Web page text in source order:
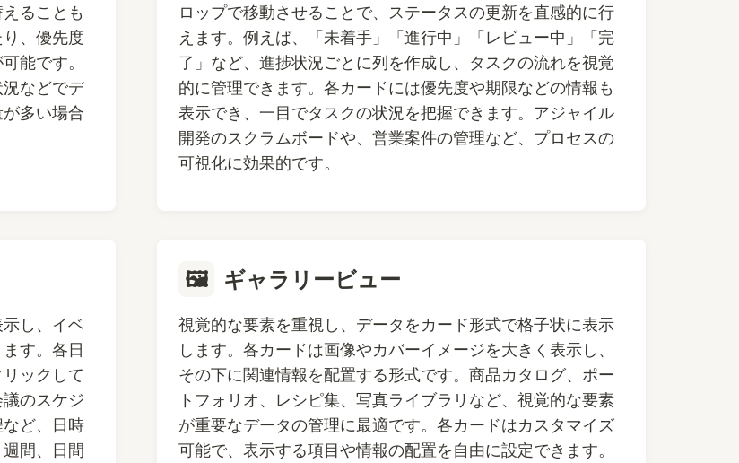
ることも
、優先度
能です。
などでデ
多い場合
ロップで移動させることで、ステータスの更新を直感的に行
えます。例えば、「未着手」「進行中」「レビュー中」「完
了」など、進捗状況ごとに列を作成し、タスクの流れを視覚
的に管理できます。各カードには優先度や期限などの情報も
表示でき、一目でタスクの状況を把握できます。アジャイル
開発のスクラムボードや、営業案件の管理など、プロセスの
可視化に効果的です。
し、イベ
す。各日
ックして
のスケジ
ど、日時
間、日間
🖼️ ギャラリービュー
視覚的な要素を重視し、データをカード形式で格子状に表示
します。各カードは画像やカバーイメージを大きく表示し、
その下に関連情報を配置する形式です。商品カタログ、ポー
トフォリオ、レシピ集、写真ライブラリなど、視覚的な要素
が重要なデータの管理に最適です。各カードはカスタマイズ
可能で、表示する項目や情報の配置を自由に設定できます。